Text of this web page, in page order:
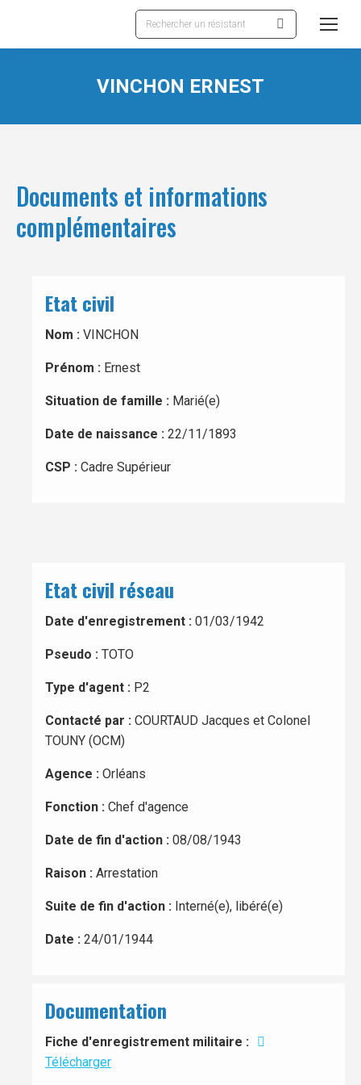
Recherche
:
VINCHON ERNEST
Documents et informations
complémentaires
Etat civil
Nom : VINCHON
Prénom : Ernest
Situation de famille : Marié(e)
Date de naissance : 22/11/1893
CSP : Cadre Supérieur
Etat civil réseau
Date d'enregistrement : 01/03/1942
Pseudo : TOTO
Type d'agent : P2
Contacté par : COURTAUD Jacques et Colonel
TOUNY (OCM)
Agence : Orléans
Fonction : Chef d'agence
Date de fin d'action : 08/08/1943
Raison : Arrestation
Suite de fin d'action : Interné(e), libéré(e)
Date : 24/01/1944
Documentation
Fiche d'enregistrement militaire :
Télécharger